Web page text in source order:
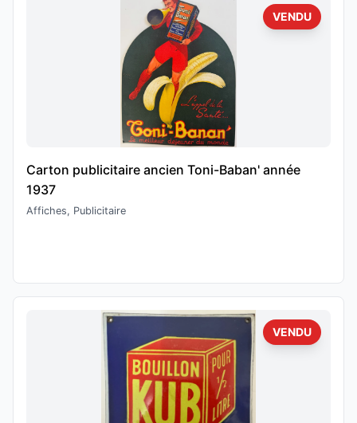
VENDU
Carton publicitaire ancien Toni-Baban' année
1937
Affiches, Publicitaire
VENDU